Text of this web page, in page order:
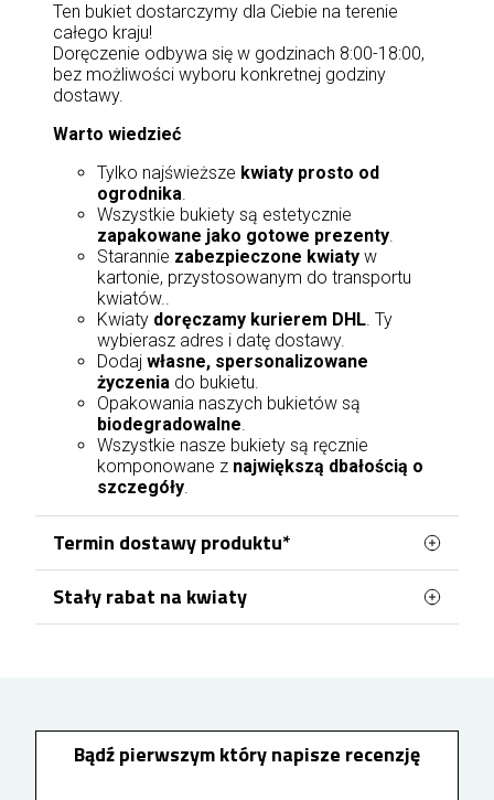
Ten bukiet dostarczymy dla Ciebie na terenie
całego kraju!
Doręczenie odbywa się w godzinach 8:00-18:00,
bez możliwości wyboru konkretnej godziny
dostawy.
Warto wiedzieć
Tylko najświeższe kwiaty prosto od
ogrodnika.
Wszystkie bukiety są estetycznie
zapakowane jako gotowe prezenty.
Starannie zabezpieczone kwiaty w
kartonie, przystosowanym do transportu
kwiatów..
Kwiaty doręczamy kurierem DHL. Ty
wybierasz adres i datę dostawy.
Dodaj własne, spersonalizowane
życzenia do bukietu.
Opakowania naszych bukietów są
biodegradowalne.
Wszystkie nasze bukiety są ręcznie
komponowane z największą dbałością o
szczegóły.
Termin dostawy produktu*
Zamówienia na terenie Dąbrowy Górniczej
realizowane są przez naszą lokalną kwiaciarnię,
od poniedziałku do piątkudo godziny 17:00
mogą zostać doręczone jeszcze tego samego
Stały rabat na kwiaty
zamówieniach. Rabat rośnie wraz z kolejnymi
zamówieniami i może osiągnąć maksymalnie
Bądź pierwszym który napisze recenzję